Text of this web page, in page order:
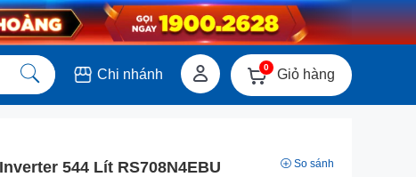
Chi nhánh 0 Giỏ hàng
544 Lít RS708N4EBU So sánh